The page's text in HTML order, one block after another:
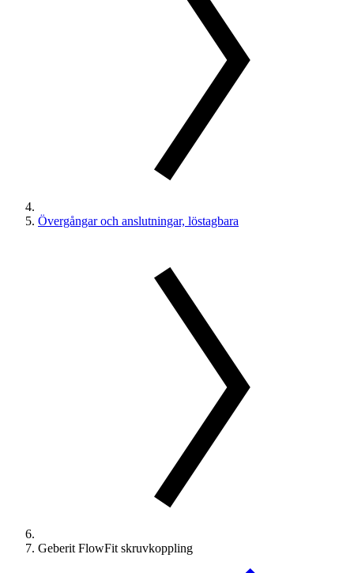
Övergångar och anslutningar, löstagbara
Geberit FlowFit skruvkoppling